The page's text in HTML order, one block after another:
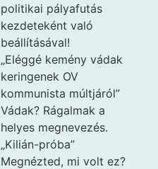
politikai pályafutás
kezdeteként való
beállításával!
„Eléggé kemény vádak
keringenek OV
kommunista múltjáról”
Vádak? Rágalmak a
helyes megnevezés.
„Kilián-próba”
Megnézted, mi volt ez?